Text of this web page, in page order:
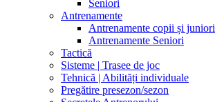
Seniori
Antrenamente
Antrenamente copii și juniori
Antrenamente Seniori
Tactică
Sisteme | Trasee de joc
Tehnică | Abilități individuale
Pregătire presezon/sezon